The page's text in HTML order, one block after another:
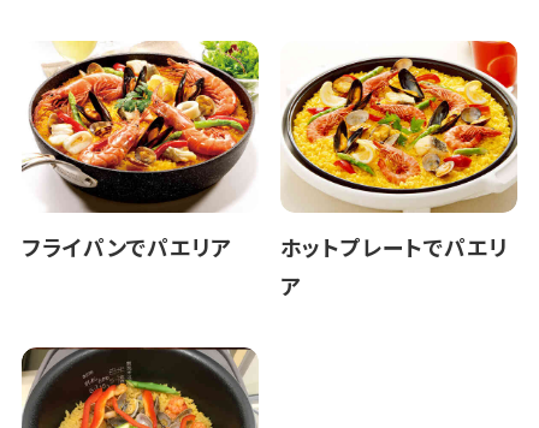
フライパンでパエリア
ホットプレートでパエリ
ア